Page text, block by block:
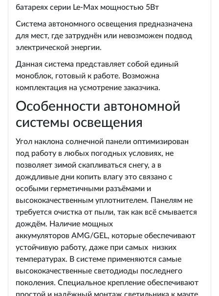
батареях серии Le-Max мощностью 5Вт
Система автономного освещения предназначена
для мест, где затруднён или невозможен подвод
электрической энергии.
Данная система представляет собой единый
моноблок, готовый к работе. Возможна
комплектация на усмотрение заказчика.
Особенности автономной
системы освещения
Угол наклона солнечной панели оптимизирован
под работу в любых погодных условиях, не
позволяет зимой скапливаться снегу, а в
дождливые дни копить влагу это связано с
особыми герметичными разъёмами и
высококачественным уплотнителем. Панелям не
требуется очистка от пыли, так как всё смывается
дождём. Наличие мощных
аккумуляторов AMG/GEL, которые обеспечивают
устойчивую работу, даже при самых низких
температурах. В системе применяются самые
высококачественные светодиоды последнего
поколения. Специальное крепление обеспечивают